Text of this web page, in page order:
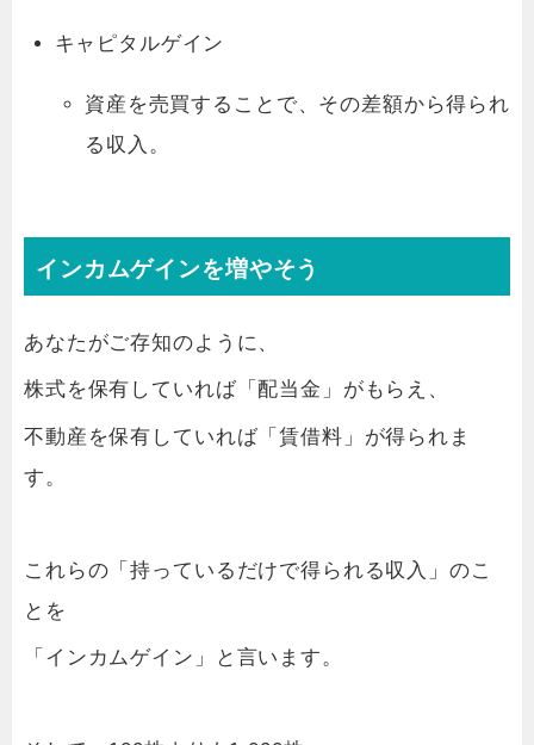
キャピタルゲイン
資産を売買することで、その差額から得られ
る収入。
インカムゲインを増やそう
あなたがご存知のように、
株式を保有していれば「配当金」がもらえ、
不動産を保有していれば「賃借料」が得られま
す。
これらの「持っているだけで得られる収入」のこ
とを
「インカムゲイン」と言います。